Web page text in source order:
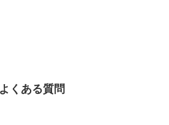
よくある質問